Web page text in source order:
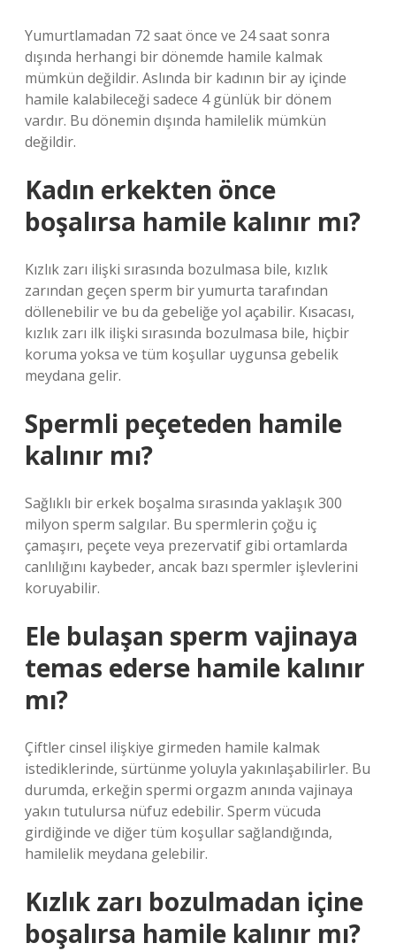
Yumurtlamadan 72 saat önce ve 24 saat sonra
dışında herhangi bir dönemde hamile kalmak
mümkün değildir. Aslında bir kadının bir ay içinde
hamile kalabileceği sadece 4 günlük bir dönem
vardır. Bu dönemin dışında hamilelik mümkün
değildir.
Kadın erkekten önce
boşalırsa hamile kalınır mı?
Kızlık zarı ilişki sırasında bozulmasa bile, kızlık
zarından geçen sperm bir yumurta tarafından
döllenebilir ve bu da gebeliğe yol açabilir. Kısacası,
kızlık zarı ilk ilişki sırasında bozulmasa bile, hiçbir
koruma yoksa ve tüm koşullar uygunsa gebelik
meydana gelir.
Spermli peçeteden hamile
kalınır mı?
Sağlıklı bir erkek boşalma sırasında yaklaşık 300
milyon sperm salgılar. Bu spermlerin çoğu iç
çamaşırı, peçete veya prezervatif gibi ortamlarda
canlılığını kaybeder, ancak bazı spermler işlevlerini
koruyabilir.
Ele bulaşan sperm vajinaya
temas ederse hamile kalınır
mı?
Çiftler cinsel ilişkiye girmeden hamile kalmak
istediklerinde, sürtünme yoluyla yakınlaşabilirler. Bu
durumda, erkeğin spermi orgazm anında vajinaya
yakın tutulursa nüfuz edebilir. Sperm vücuda
girdiğinde ve diğer tüm koşullar sağlandığında,
hamilelik meydana gelebilir.
Kızlık zarı bozulmadan içine
boşalırsa hamile kalınır mı?